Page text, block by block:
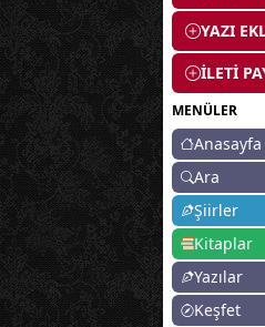
YAZI
İLETİ
MENÜLER
Anasayfa
Ara
Şiirler
Kitaplar
Yazılar
Keşfet